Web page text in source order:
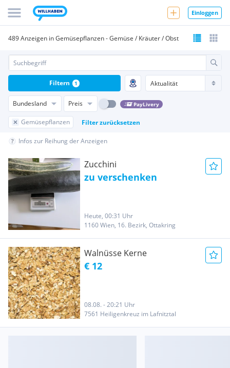
Einloggen
489 Anzeigen in Gemüsepflanzen - Gemüse / Kräuter / Obst
Bundesland Preis PayLivery
Gemüsepflanzen Filter zurücksetzen
Filtern 1
Infos zur Reihung der Anzeigen
Zucchini
zu verschenken
Heute, 00:31 Uhr
1160 Wien, 16. Bezirk, Ottakring
Walnüsse Kerne
€ 12
08.08. - 20:21 Uhr
7561 Heiligenkreuz im Lafnitztal